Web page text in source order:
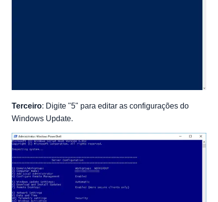
Terceiro: Digite "5" para editar as configurações do
Windows Update.